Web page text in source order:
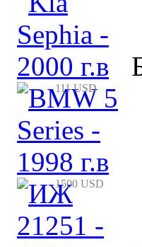
111 USD
1500 USD